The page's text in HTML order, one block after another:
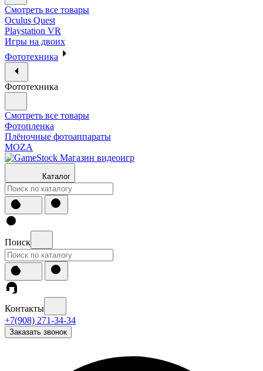
Смотреть все товары
Oculus Quest
Playstation VR
Игры на двоих
Фототехника
Фототехника
Смотреть все товары
Фотопленка
Плёночные фотоаппараты
MOZA
Каталог
Поиск
Контакты
+7(908) 271-34-34
Заказать звонок